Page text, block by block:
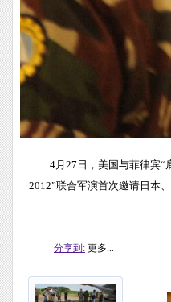
4月27日，美国与菲律宾“
2012”联合军演首次邀请日本
分享到: 更多...